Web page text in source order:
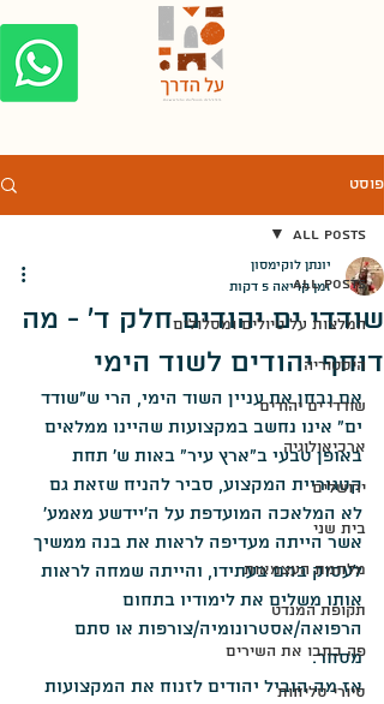
פוסט
All Posts
המלצות על טיולים ומסלולים
היסטוריה
שודדי ים יהודים
ארכיאולוגיה
ירושלים
בית שני
מלחמת העצמאות
תקופת המנדט
פה כתבו את השירים
סיורי סליחות
All Posts
שודדי ים יהודים חלק ד' - מה
דוחף יהודים לשוד הימי
יונתן לוקימסון
זמן קריאה 5 דקות
אם נבחן את עניין השוד הימי, הרי ש"שודד
ים" אינו נחשב במקצועות שהיינו ממלאים
באופן טבעי ב"ארץ עיר" באות ש' תחת
קטגוריית המקצוע, סביר להניח שזאת גם
לא המלאכה המועדפת על ה'יידשע מאמע'
אשר הייתה מעדיפה לראות את בנה ממשיך
לעסוק בהם בעתידו, והייתה שמחה לראות
אותו משלים את לימודיו בתחום
הרפואה/אסטרונומיה/צורפות או סתם
מסחר.
אז מה הוביל יהודים לזנוח את המקצועות